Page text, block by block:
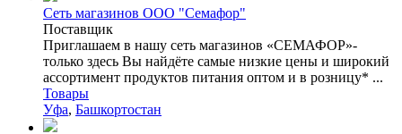
Сеть магазинов ООО "Семафор"
Поставщик
Приглашаем в нашу сеть магазинов «СЕМАФОР»-
только здесь Вы найдёте самые низкие цены и широкий
ассортимент продуктов питания оптом и в розницу* ...
Товары
Уфа, Башкортостан